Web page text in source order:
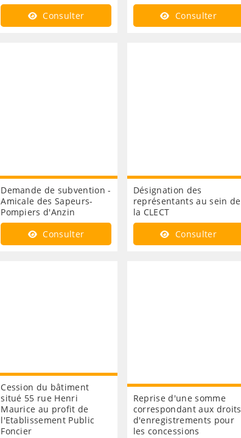
Consulter
Consulter
Demande de subvention -
Amicale des Sapeurs-
Pompiers d'Anzin
Consulter
Désignation des
représentants au sein de
la CLECT
Consulter
Cession du bâtiment
situé 55 rue Henri
Maurice au profit de
l'Etablissement Public
Foncier
Reprise d'une somme
correspondant aux droits
d'enregistrements pour
les concessions